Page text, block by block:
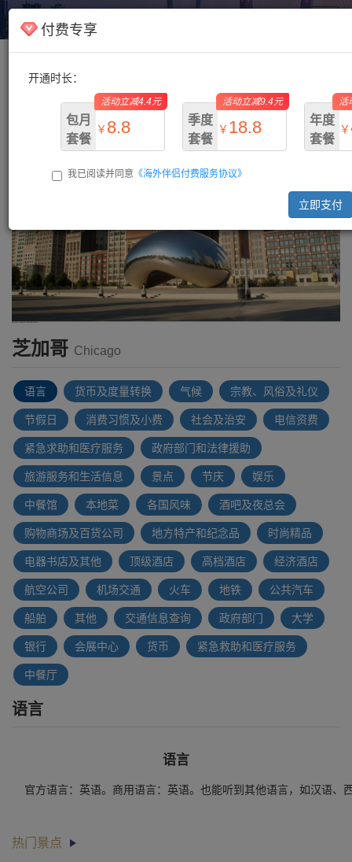
海外伴侣
付费专享
开通时长：
包月
套餐
￥ 8.8
￥13.2
活动立减4.4元
季度
套餐
￥ 18.8
￥28.2
活动立减9.4元
年度
套餐
￥
活
我已阅读并同意 《海外伴侣付费服务协议》
立即支付
主页/美国/ 芝加哥
芝加哥 Chicago
语言 货币及度量转换 气候 宗教、风俗及礼仪
节假日 消费习惯及小费 社会及治安 电信资费
紧急求助和医疗服务 政府部门和法律援助
旅游服务和生活信息 景点 节庆 娱乐
中餐馆 本地菜 各国风味 酒吧及夜总会
购物商场及百货公司 地方特产和纪念品 时尚精品
电器书店及其他 顶级酒店 高档酒店 经济酒店
航空公司 机场交通 火车 地铁 公共汽车
船舶 其他 交通信息查询 政府部门 大学
银行 会展中心 货币 紧急救助和医疗服务
中餐厅
语言
语言
官方语言：英语。商用语言：英语。也能听到其他语言，如汉语、
热门景点